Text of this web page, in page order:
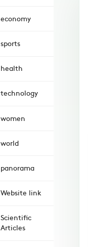
economy
sports
health
technology
women
world
panorama
Website link
Scientific
Articles